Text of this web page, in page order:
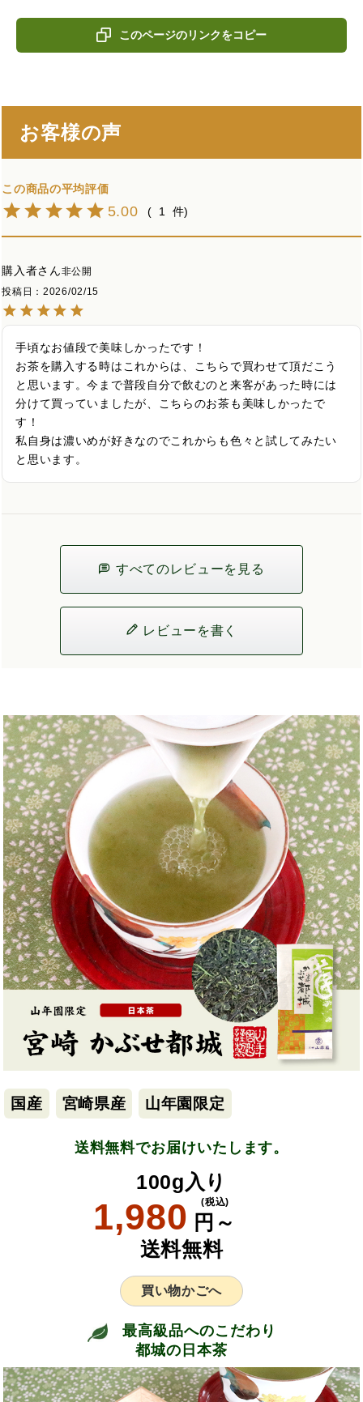
このページのリンクをコピー
お客様の声
5.00 1
購入者
非公開
投稿日
2026/02/15
手頃なお値段で美味しかったです！
お茶を購入する時はこれからは、こちらで買わせて頂だこう
と思います。今まで普段自分で飲むのと来客があった時には
分けて買っていましたが、こちらのお茶も美味しかったで
す！
私自身は濃いめが好きなのでこれからも色々と試してみたい
と思います。
すべてのレビューを見る
レビューを書く
国産 宮崎県産 山年園限定
送料無料でお届けいたします。
100g入り
1,980 円～
(税込)
送料無料
買い物かごへ
最高級品へのこだわり
都城の日本茶